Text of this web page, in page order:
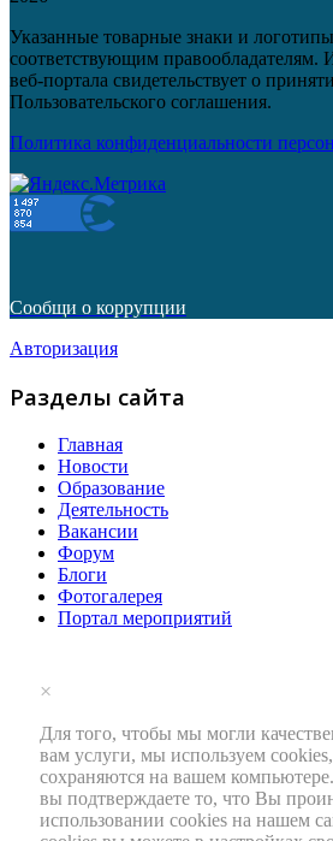
Указанные товарные знаки и
соответствующим правообладателям.
веб-портала свидетельствует о
Пользовательского соглашения.
Политика конфиденциальности
Сообщи о коррупции
Авторизация
Разделы сайта
Главная
Новости
Образование
Деятельность
Вакансии
Форум
Блоги
Фотогалерея
Портал мероприятий
×
Для того, чтобы мы могли
вам услуги, мы используем
сохраняются на вашем
вы подтверждаете то, что Вы
использовании cookies на нашем